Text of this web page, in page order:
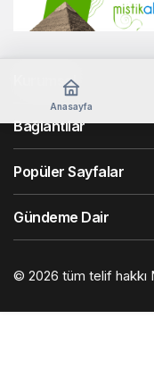
Anasayfa
Kurumsal
Bağlantılar
Popüler Sayfalar
Gündeme Dair
© 2026 tüm telif hakkı